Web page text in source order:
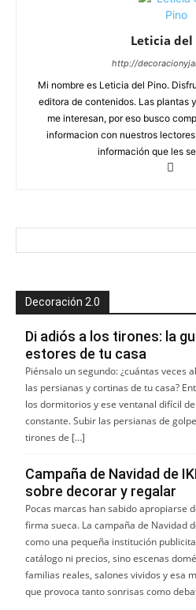
Leticia del
http://
Mi nombre es Leticia del Pino.
editora de contenidos. Las plantas
me interesan, por eso busco
informacion con nuestros
información que les
Decoración 2.0
Di adiós a los tirones: la
estores de tu casa
Piénsalo un segundo: ¿cuántas veces
las persianas y cortinas de tu casa?
los dormitorios y ese ventanal difícil
constante. Subir las persianas de
tirones de […]
Campaña de Navidad de
sobre decorar y regalar
Pocas marcas han sabido apropiarse
firma sueca. La campaña de Navidad
como una pequeña institución
catálogo ni precios, sino escenas
familias reales, salones vividos y esa
que provoca tanto sonrisas como